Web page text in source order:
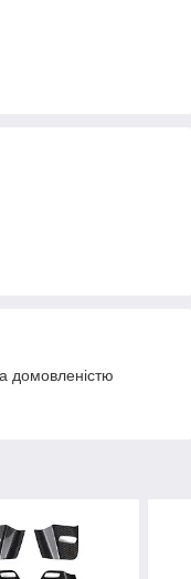
домовленістю